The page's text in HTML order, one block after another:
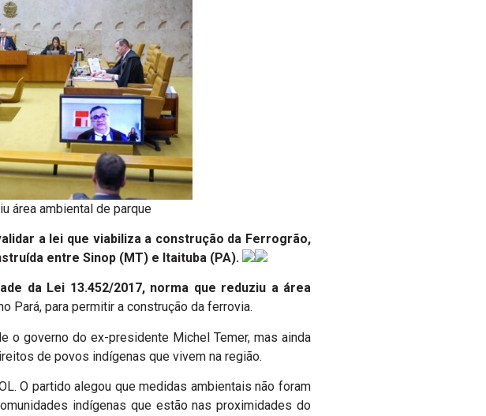
área ambiental de parque
a lei que viabiliza a construção da Ferrogrão,
entre Sinop (MT) e Itaituba (PA).
da Lei 13.452/2017, norma que reduziu a área
Pará, para permitir a construção da ferrovia.
o governo do ex-presidente Michel Temer, mas ainda
de povos indígenas que vivem na região.
O partido alegou que medidas ambientais não foram
indígenas que estão nas proximidades do